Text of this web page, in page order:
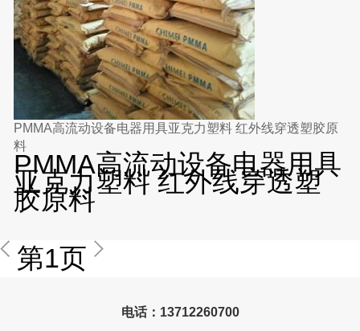
PMMA高流动设备电器用具亚克力塑料 红外线穿透塑胶原
料
PMMA高流动设备电器用具
亚克力塑料 红外线穿透塑
胶原料
第1页
电话：13712260700